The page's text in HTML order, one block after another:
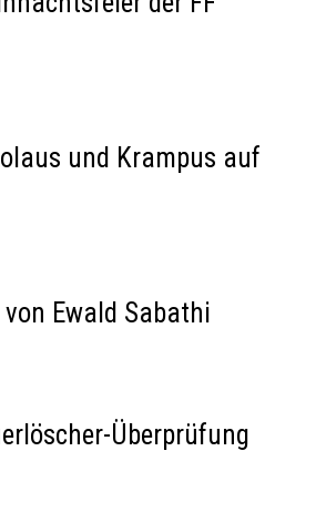
und Krampus auf
Ewald Sabathi
Überprüfung